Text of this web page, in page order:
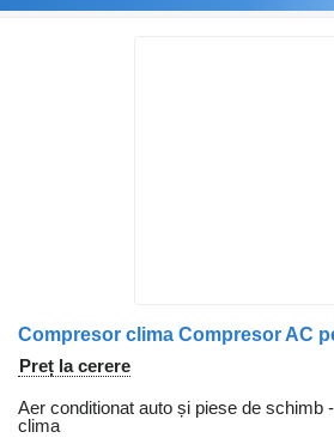
Preț la cerere
Aer conditionat auto și piese de schimb
clima